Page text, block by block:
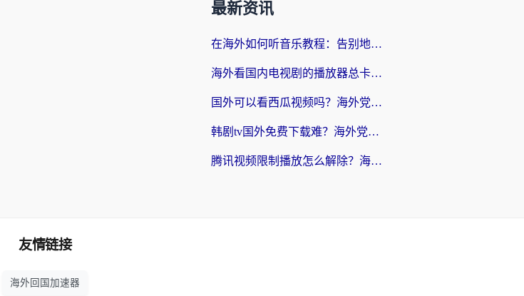
最新资讯
在海外如何听音乐教程：告别地域限制，随时听见国内的声音
海外看国内电视剧的播放器总卡顿？选对回国加速器才是关键
国外可以看西瓜视频吗？海外党追剧看片的终极解决方案
韩剧tv国外免费下载难？海外党看国内剧的加速器选择指南（附实用技巧）
腾讯视频限制播放怎么解除？海外党亲测有效的回国加速指南
友情链接
海外回国加速器